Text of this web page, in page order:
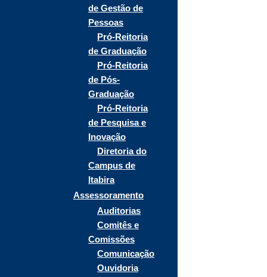
de Gestão de
Pessoas
Pró-Reitoria
de Graduação
Pró-Reitoria
de Pós-
Graduação
Pró-Reitoria
de Pesquisa e
Inovação
Diretoria do
Campus de
Itabira
Assessoramento
Auditorias
Comitês e
Comissões
Comunicação
Ouvidoria